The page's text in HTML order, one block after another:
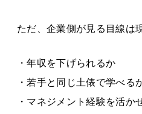
ただ、企業側が見る目線は
・年収を下げられるか
・若手と同じ土俵で学べる
・マネジメント経験を活か